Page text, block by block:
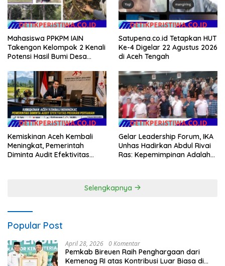
Mahasiswa PPKPM IAIN
Takengon Kelompok 2 Kenali
Potensi Hasil Bumi Desa
Satupena.co.id Tetapkan HUT
Ke-4 Digelar 22 Agustus 2026
di Aceh Tengah
Kemiskinan Aceh Kembali
Meningkat, Pemerintah
Diminta Audit Efektivitas
Gelar Leadership Forum, IKA
Unhas Hadirkan Abdul Rivai
Ras: Kepemimpinan Adalah
Selengkapnya
Popular Post
April 28, 2026 0 Komentar
Pemkab Bireuen Raih Penghargaan dari
Kemenag RI atas Kontribusi Luar Biasa di